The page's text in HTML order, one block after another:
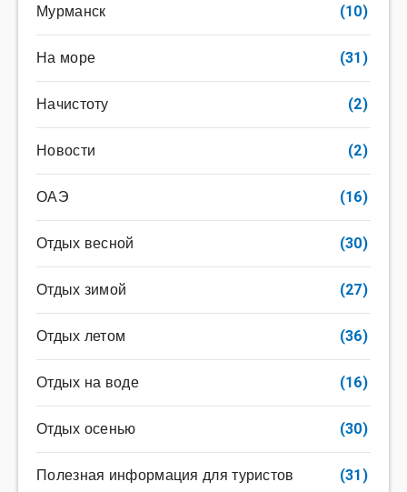
Мурманск (10)
На море (31)
Начистоту (2)
Новости (2)
ОАЭ (16)
Отдых весной (30)
Отдых зимой (27)
Отдых летом (36)
Отдых на воде (16)
Отдых осенью (30)
Полезная информация для туристов (31)